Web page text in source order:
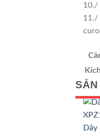
10./
11./
GIÁ TỐT
GIÁ SỈ